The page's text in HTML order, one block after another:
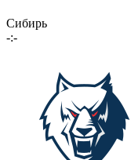
Сибирь
-:-